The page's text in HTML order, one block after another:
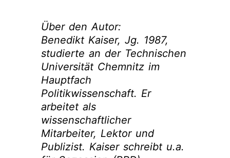
Über den Autor:
Benedikt Kaiser, Jg. 1987,
studierte an der Technischen
Universität Chemnitz im
Hauptfach
Politikwissenschaft. Er
arbeitet als
wissenschaftlicher
Mitarbeiter, Lektor und
Publizist. Kaiser schreibt u.a.